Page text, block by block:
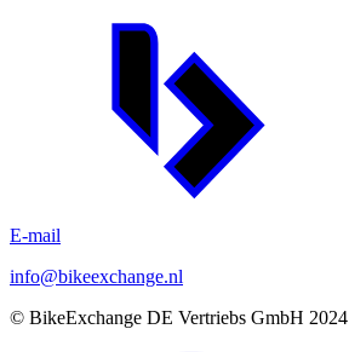
E-mail
info@bikeexchange.nl
© BikeExchange DE Vertriebs GmbH 2024